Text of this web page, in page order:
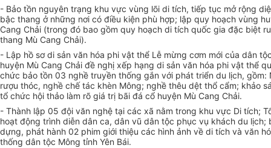
- Bảo tồn nguyên trạng khu vực vùng lõi di tích, tiếp tục mở rộng
bậc thang ở những nơi có điều kiện phù hợp; lập quy hoạch vùng
Cang Chải (trong đó bao gồm quy hoạch di tích quốc gia đặc biệt
thang Mù Cang Chải).
- Lập hồ sơ di sản văn hóa phi vật thể Lễ mừng cơm mới của dân
huyện Mù Cang Chải đề nghị xếp hạng di sản văn hóa phi vật thể qu
chức bảo tồn 03 nghề truyền thống gắn với phát triển du lịch, gồm:
rượu thóc, nghề chếtác khèn Mông; nghề thêu dệt thổ cẩm; khảo
tổ chức hội thảo làm rõ giá trị bãi đá cổ huyện Mù Cang Chải.
- Thành lập 05 đội văn nghệ tại các xã nằm trong khu vực Di tích;
hoạt động trình diễn dân ca, dân vũ dân tộc phục vụ khách du lịch;
dựng, phát hành 02 phim giới thiệu các hình ảnh về di tích và văn
thống dân tộc Mông tỉnh Yên Bái.